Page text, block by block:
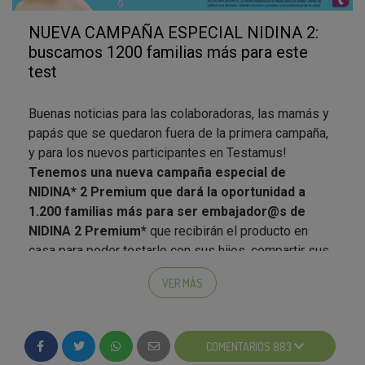
*NOTA IMPORTANTE: La leche materna es la mejor
para los bebés. Antes de utilizar una fórmula infantil
perdáis
sobre Los 1000 primeros días de tu bebé.
Está claro, la leche materna es sin duda, como
decíamos al principio, el alimento ideal para tu bebé.
Pero si no puedes dársela o simplemente has
decidido no hacerlo, el profesional de la salud es
tu bebé.
NUEVA CAMPAÑA ESPECIAL NIDINA 2:
buscamos 1200 familias más para este
test
Buenas noticias para las colaboradoras, las mamás y
papás que se quedaron fuera de la primera campaña,
y para los nuevos participantes en Testamus!
Tenemos una nueva campaña especial de
NIDINA* 2 Premium que dará la oportunidad a
1.200 familias más para ser embajador@s de
NIDINA 2 Premium* que recibirán el producto en
casa para poder testarlo con sus hijos, compartir sus
colaboradores y dar su opinión a través de las
encuestas de embajadores y colaboradores que
Este proyecto será especial: escogeremos los
1.200 embajadores entre los 1.500 testamigos
VER MÁS
COMENTARIOS 883